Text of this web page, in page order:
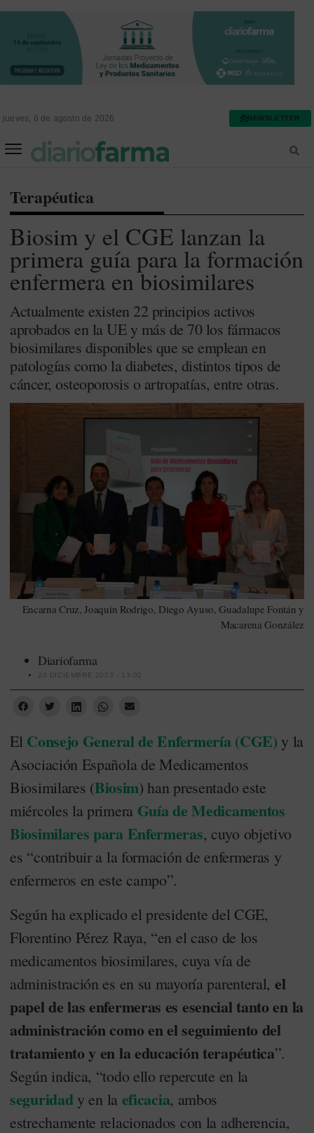
jueves, 6 de agosto de 2026 NEWSLETTER
Terapéutica
Biosim y el CGE lanzan la
primera guía para la formación
enfermera en biosimilares
Actualmente existen 22 principios activos
aprobados en la UE y más de 70 los fármacos
biosimilares disponibles que se emplean en
patologías como la diabetes, distintos tipos de
cáncer, osteoporosis o artropatías, entre otras.
Encarna Cruz, Joaquín Rodrigo, Diego Ayuso, Guadalupe Fontán y
Macarena González
Diariofarma
20 DICIEMBRE 2023 - 13:02
El Consejo General de Enfermería (CGE) y la
Asociación Española de Medicamentos
Biosimilares (Biosim) han presentado este
miércoles la primera Guía de Medicamentos
Biosimilares para Enfermeras, cuyo objetivo
es “contribuir a la formación de enfermeras y
enfermeros en este campo”.
Según ha explicado el presidente del CGE,
Florentino Pérez Raya, “en el caso de los
medicamentos biosimilares, cuya vía de
administración es en su mayoría parenteral, el
papel de las enfermeras es esencial tanto en la
administración como en el seguimiento del
tratamiento y en la educación terapéutica”.
Según indica, “todo ello repercute en la
seguridady en la eficacia, ambos
estrechamente relacionados con la adherencia,